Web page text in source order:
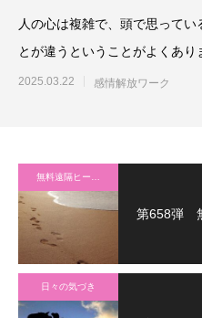
人の心は複雑で、頭で思って
とが違うということがよくあり
づきたいのに近づけない
2025.03.22 感情解放ワーク
第658弾
日々の気づき